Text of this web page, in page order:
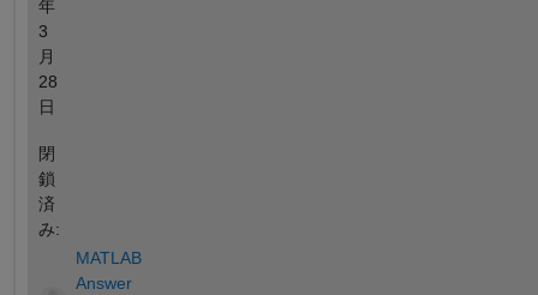
年
3
月
28
日
閉
鎖
済
み:
MATLAB
Answer